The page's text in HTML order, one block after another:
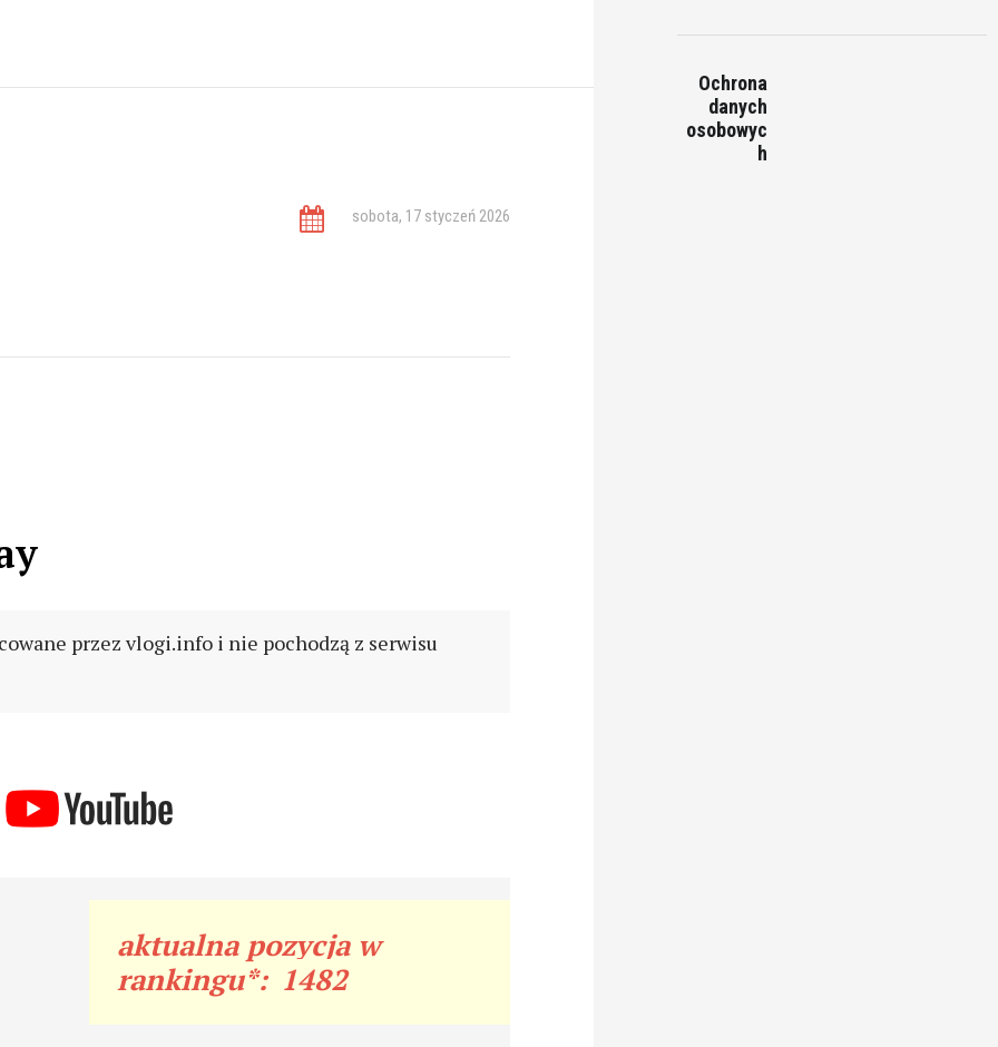
sobota, 17 styczeń 2026
przez vlogi.info i nie pochodzą z serwisu
aktualna pozycja w
rankingu*: 1482
Ochrona
danych
osobowyc
h